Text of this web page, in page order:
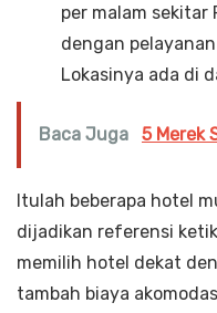
per malam sekitar
dengan
Lokasinya ada di
Baca Juga 5 Merek
Itulah beberapa hotel
dijadikan referensi
memilih hotel dekat
tambah biaya